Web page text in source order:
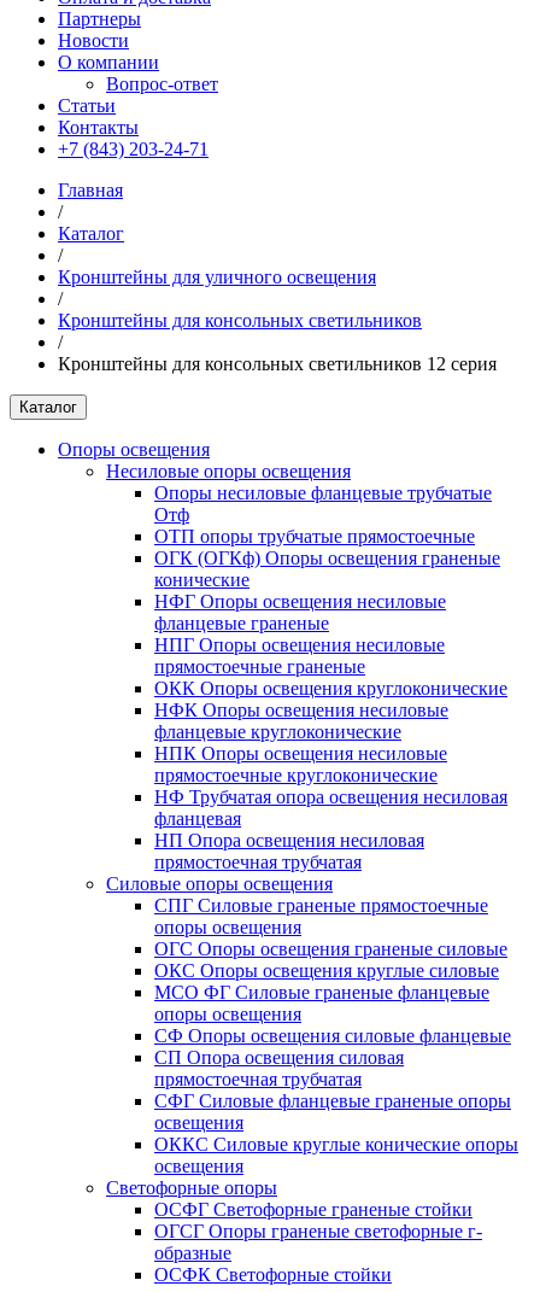
Партнеры
Новости
О компании
Вопрос-ответ
Статьи
Контакты
+7 (843) 203-24-71
Главная
/
Каталог
/
Кронштейны для уличного освещения
/
Кронштейны для консольных светильников
/
Кронштейны для консольных светильников 12 серия
Каталог
Опоры освещения
Несиловые опоры освещения
Опоры несиловые фланцевые трубчатые
Отф
ОТП опоры трубчатые прямостоечные
ОГК (ОГКф) Опоры освещения граненые
конические
НФГ Опоры освещения несиловые
фланцевые граненые
НПГ Опоры освещения несиловые
прямостоечные граненые
ОКК Опоры освещения круглоконические
НФК Опоры освещения несиловые
фланцевые круглоконические
НПК Опоры освещения несиловые
прямостоечные круглоконические
НФ Трубчатая опора освещения несиловая
фланцевая
НП Опора освещения несиловая
прямостоечная трубчатая
Силовые опоры освещения
СПГ Силовые граненые прямостоечные
опоры освещения
ОГС Опоры освещения граненые силовые
ОКС Опоры освещения круглые силовые
МСО ФГ Силовые граненые фланцевые
опоры освещения
СФ Опоры освещения силовые фланцевые
СП Опора освещения силовая
прямостоечная трубчатая
СФГ Силовые фланцевые граненые опоры
освещения
ОККС Силовые круглые конические опоры
освещения
Светофорные опоры
ОСФГ Светофорные граненые стойки
ОГСГ Опоры граненые светофорные г-
образные
ОСФК Светофорные стойки